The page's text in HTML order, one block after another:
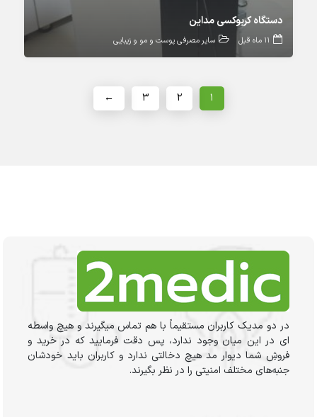
دستگاه کربوکسی مداین
11 ماه قبل سایر مصرفی پوست و مو و زیبایی
۱ ۲ ۳ ←
در دو مدیک کاربران مستقیماً با هم تماس میگیرند و هیچ واسطه
ای در این میان وجود ندارد، پس دقت فرمایید که در خرید و
فروشِ شما دیوار مد هیچ دخالتی ندارد و کاربران باید خودشان
جنبه‌های مختلف امنیتی را در نظر بگیرند.